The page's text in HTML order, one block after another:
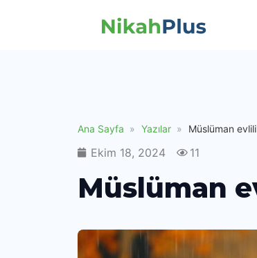
Ana Sayfa Yazılar Müslüman
Ekim 18, 2024 11
Müslüman